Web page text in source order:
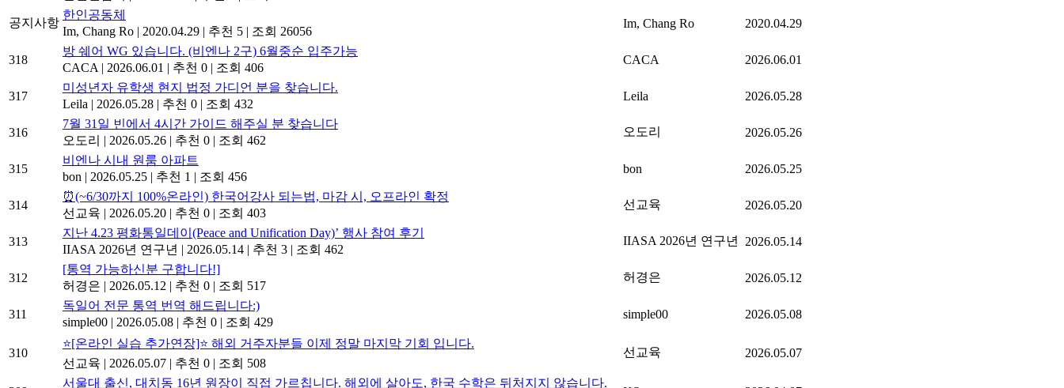
공지사항
한인공동체
Im, Chang Ro | 2020.04.29 | 추천 5 | 조회 26056
Im, Chang Ro 2020.04.29
318
방 쉐어 WG 있습니다. (비엔나 2구) 6월중순 입주가능
CACA | 2026.06.01 | 추천 0 | 조회 406
CACA 2026.06.01
317
미성년자 유학생 현지 법정 가디언 분을 찾습니다.
Leila | 2026.05.28 | 추천 0 | 조회 432
Leila 2026.05.28
316
7월 31일 빈에서 4시간 가이드 해주실 분 찾습니다
오도리 | 2026.05.26 | 추천 0 | 조회 462
오도리 2026.05.26
315
비엔나 시내 원룸 아파트
bon | 2026.05.25 | 추천 1 | 조회 456
bon 2026.05.25
314
⏰(~6/30까지 100%온라인) 한국어강사 되는법, 마감 시, 오프라인 확정
선교육 | 2026.05.20 | 추천 0 | 조회 403
선교육 2026.05.20
313
지난 4.23 평화통일데이(Peace and Unification Day)’ 행사 참여 후기
IIASA 2026년 연구년 | 2026.05.14 | 추천 3 | 조회 462
IIASA 2026년 연구년 2026.05.14
312
[통역 가능하신분 구합니다!]
허경은 | 2026.05.12 | 추천 0 | 조회 517
허경은 2026.05.12
311
독일어 전문 통역 번역 해드립니다:)
simple00 | 2026.05.08 | 추천 0 | 조회 429
simple00 2026.05.08
310
⭐[온라인 실습 추가연장]⭐ 해외 거주자분들 이제 정말 마지막 기회 입니다.
선교육 | 2026.05.07 | 추천 0 | 조회 508
선교육 2026.05.07
서울대 출신, 대치동 16년 원장이 직접 가르칩니다. 해외에 살아도, 한국 수학은 뒤처지지 않습니다.